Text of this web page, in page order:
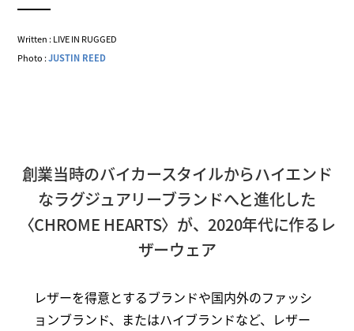
Written : LIVE IN RUGGED
Photo :JUSTIN REED
創業当時のバイカースタイルからハイエンド
なラグジュアリーブランドへと進化した
〈CHROME HEARTS〉が、2020年代に作るレ
ザーウェア
レザーを得意とするブランドや国内外のファッシ
ョンブランド、またはハイブランドなど、レザー